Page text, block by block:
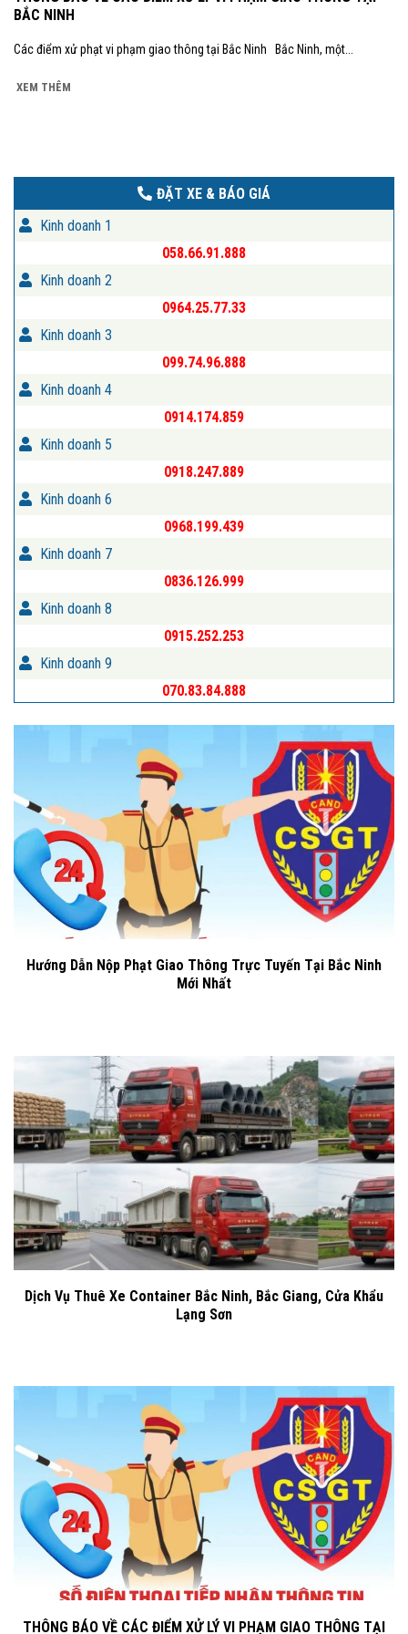
BẮC NINH
Các điểm xử phạt vi phạm giao thông tại Bắc Ninh Bắc Ninh, một...
XEM THÊM
ĐẶT XE & BÁO GIÁ
Kinh doanh 1
058.66.91.888
Kinh doanh 2
0964.25.77.33
Kinh doanh 3
099.74.96.888
Kinh doanh 4
0914.174.859
Kinh doanh 5
0918.247.889
Kinh doanh 6
0968.199.439
Kinh doanh 7
0836.126.999
Kinh doanh 8
0915.252.253
Kinh doanh 9
070.83.84.888
Hướng Dẫn Nộp Phạt Giao Thông Trực Tuyến Tại Bắc Ninh
Mới Nhất
Dịch Vụ Thuê Xe Container Bắc Ninh, Bắc Giang, Cửa Khẩu
Lạng Sơn
THÔNG BÁO VỀ CÁC ĐIỂM XỬ LÝ VI PHẠM GIAO THÔNG TẠI